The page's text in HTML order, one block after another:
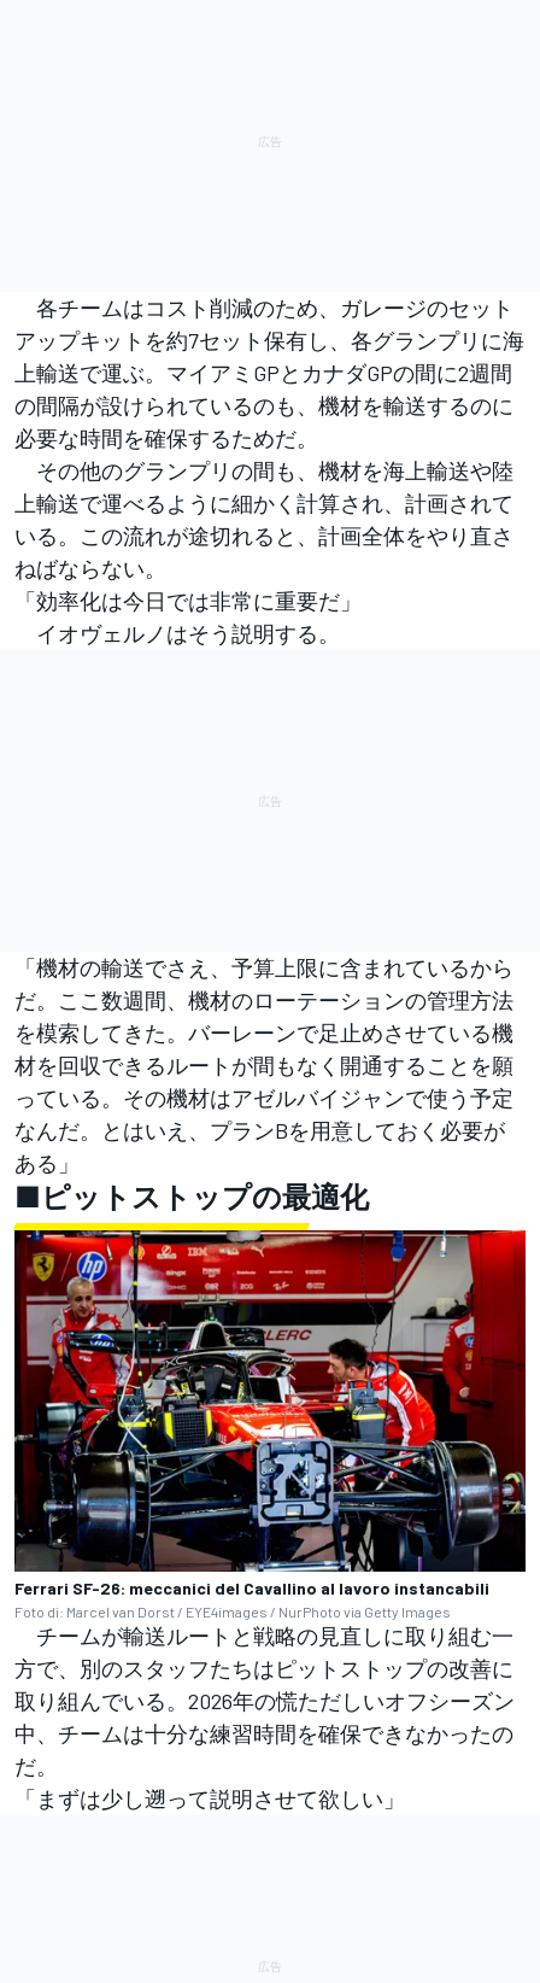
各チームはコスト削減のため、ガレージのセット
アップキットを約7セット保有し、各グランプリに海
上輸送で運ぶ。マイアミGPとカナダGPの間に2週間
の間隔が設けられているのも、機材を輸送するのに
必要な時間を確保するためだ。
その他のグランプリの間も、機材を海上輸送や陸
上輸送で運べるように細かく計算され、計画されて
いる。この流れが途切れると、計画全体をやり直さ
ねばならない。
「効率化は今日では非常に重要だ」
イオヴェルノはそう説明する。
「機材の輸送でさえ、予算上限に含まれているから
だ。ここ数週間、機材のローテーションの管理方法
を模索してきた。バーレーンで足止めさせている機
材を回収できるルートが間もなく開通することを願
っている。その機材はアゼルバイジャンで使う予定
なんだ。とはいえ、プランBを用意しておく必要が
ある」
■ピットストップの最適化
Ferrari SF-26: meccanici del Cavallino al lavoro instancabili
Foto di: Marcel van Dorst / EYE4images / NurPhoto via Getty Images
チームが輸送ルートと戦略の見直しに取り組む一
方で、別のスタッフたちはピットストップの改善に
取り組んでいる。2026年の慌ただしいオフシーズン
中、チームは十分な練習時間を確保できなかったの
だ。
「まずは少し遡って説明させて欲しい」